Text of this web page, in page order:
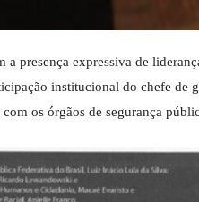
a presença expressiva de
institucional do chefe de
os órgãos de segurança